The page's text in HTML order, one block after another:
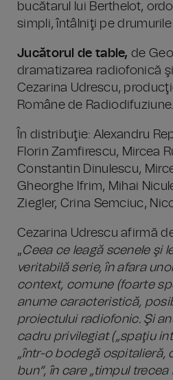
bucătarul lui Berthelot,
simpli, întâlniţi pe
Jucătorul de table,de
dramatizarea radiofonică
Cezarina Udrescu,
Române de Radiodifuziune.
În distribuţie: Alexandru
Florin Zamfirescu, Mircea
Constantin Dinulescu,
Gheorghe Ifrim, Mihai
Ziegler, Crina Semciuc,
Cezarina Udrescu afirmă
„Ceea ce leagă scenele şi
veritabilă serie, în afara
context, comune (foarte
anume caracteristică,
proiectului radiofonic. Şi
cadru privilegiat („spaţiu
„într-o bodegă ospitalieră,
bun”, în care „timpul